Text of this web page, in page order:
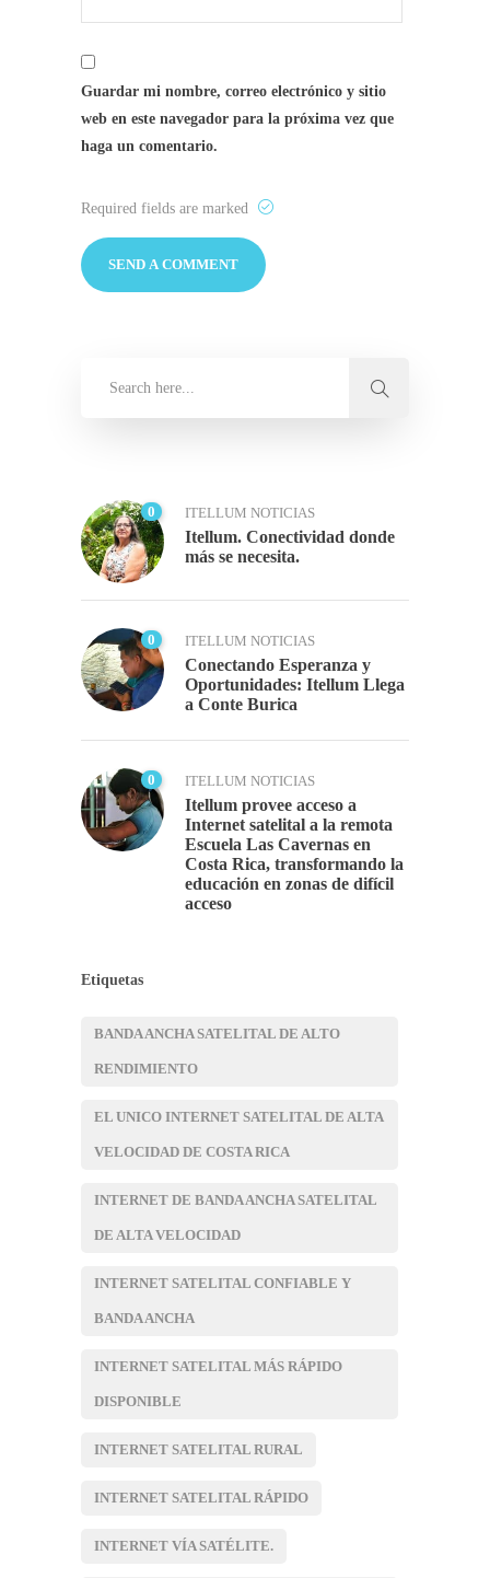
Guardar mi nombre, correo electrónico y sitio
web en este navegador para la próxima vez que
haga un comentario.
Required fields are marked
0 ITELLUM NOTICIAS
Itellum. Conectividad donde
más se necesita.
0 ITELLUM NOTICIAS
Conectando Esperanza y
Oportunidades: Itellum Llega
a Conte Burica
0 ITELLUM NOTICIAS
Itellum provee acceso a
Internet satelital a la remota
Escuela Las Cavernas en
Costa Rica, transformando la
educación en zonas de difícil
acceso
Etiquetas
BANDA ANCHA SATELITAL DE ALTO
RENDIMIENTO
EL UNICO INTERNET SATELITAL DE ALTA
VELOCIDAD DE COSTA RICA
INTERNET DE BANDA ANCHA SATELITAL
DE ALTA VELOCIDAD
INTERNET SATELITAL CONFIABLE Y
BANDA ANCHA
INTERNET SATELITAL MÁS RÁPIDO
DISPONIBLE
INTERNET SATELITAL RURAL
INTERNET SATELITAL RÁPIDO
INTERNET VÍA SATÉLITE.